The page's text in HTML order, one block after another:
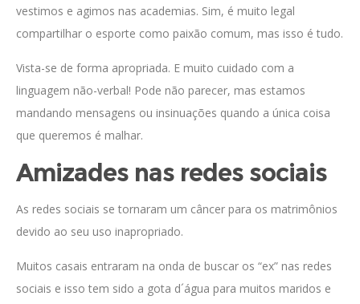
vestimos e agimos nas academias. Sim, é muito legal
compartilhar o esporte como paixão comum, mas isso é tudo.
Vista-se de forma apropriada. E muito cuidado com a
linguagem não-verbal! Pode não parecer, mas estamos
mandando mensagens ou insinuações quando a única coisa
que queremos é malhar.
Amizades nas redes sociais
As redes sociais se tornaram um câncer para os matrimônios
devido ao seu uso inapropriado.
Muitos casais entraram na onda de buscar os “ex” nas redes
sociais e isso tem sido a gota d´água para muitos maridos e